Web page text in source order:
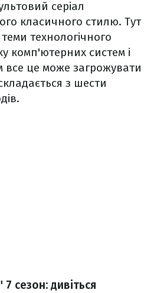
серіал
класичного стилю. Тут
технологічного
комп'ютерних систем і
все це може загрожувати
з шести
сезон: дивіться